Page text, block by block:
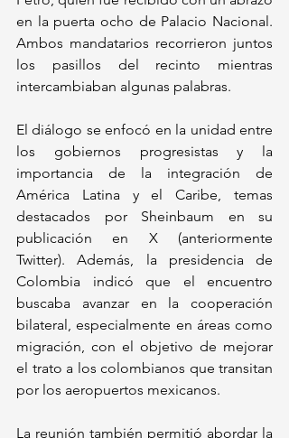
en la puerta ocho de Palacio Nacional.
Ambos mandatarios recorrieron juntos
los pasillos del recinto mientras
intercambiaban algunas palabras.
El diálogo se enfocó en la unidad entre
los gobiernos progresistas y la
importancia de la integración de
América Latina y el Caribe, temas
destacados por Sheinbaum en su
publicación en X (anteriormente
Twitter). Además, la presidencia de
Colombia indicó que el encuentro
buscaba avanzar en la cooperación
bilateral, especialmente en áreas como
migración, con el objetivo de mejorar
el trato a los colombianos que transitan
por los aeropuertos mexicanos.
La reunión también permitió abordar la